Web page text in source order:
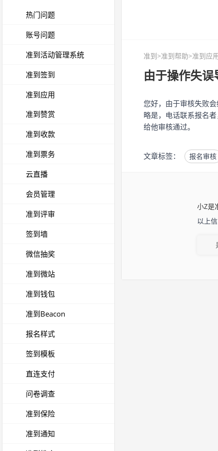
热门问题
账号问题
准到活动管理系统
准到签到
准到应用
准到赞赏
准到收款
准到票务
云直播
会员管理
准到评审
签到墙
微信抽奖
准到微站
准到钱包
准到Beacon
报名样式
签到模板
直连支付
问卷调查
准到保险
准到通知
准到>准到帮助>准到应
由于操作失
您好，由于审核失败
略是，电话联系报名
给他审核通过。
文章标签： 报名审核
小Z是
以上